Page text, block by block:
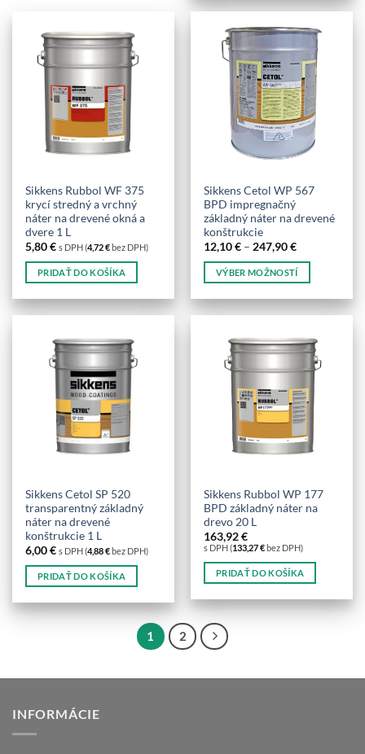
Možnosti
môžete
vybrať
stránke
produktu.
Sikkens Rubbol WF 375
krycí stredný a vrchný
náter na drevené okná a
dvere 1 L
5,80€ s DPH (4,72€ bez DPH)
PRIDAŤ DO KOŠÍKA
Sikkens Cetol WP 567
BPD impregnačný
základný náter na drevené
konštrukcie
12,10€ – 247,90€Price
12,10 €
through
VÝBER MOŽNOSTÍ
produkt
viacero
variantov.
Možnosti
môžete
Sikkens Cetol SP 520
transparentný základný
náter na drevené
konštrukcie 1 L
6,00€ s DPH (4,88€bez DPH)
PRIDAŤ DO KOŠÍKA
Sikkens Rubbol WP 177
BPD základný náter na
drevo 20 L
163,92€
s DPH (133,27€bez DPH)
PRIDAŤ DO KOŠÍKA
1 2
INFORMÁCIE